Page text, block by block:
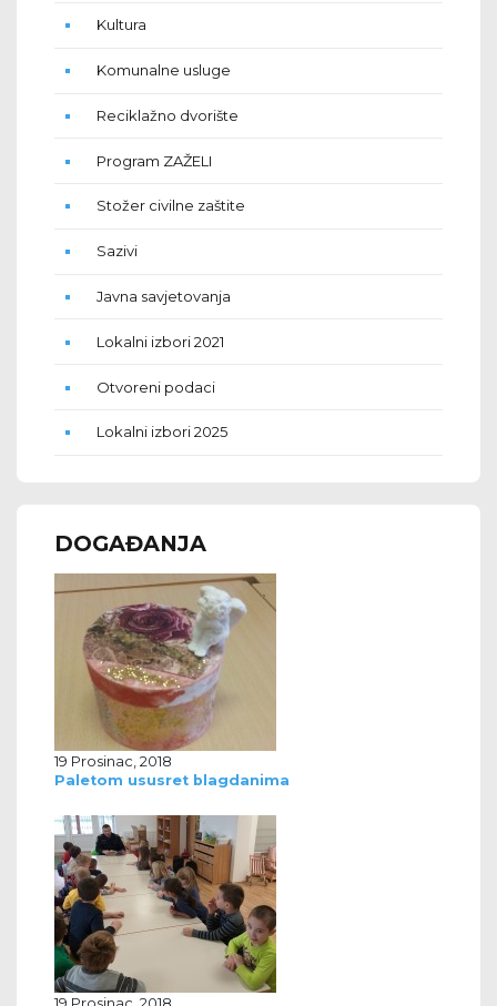
Kultura
Komunalne usluge
Reciklažno dvorište
Program ZAŽELI
Stožer civilne zaštite
Sazivi
Javna savjetovanja
Lokalni izbori 2021
Otvoreni podaci
Lokalni izbori 2025
DOGAĐANJA
19 Prosinac, 2018
Paletom ususret blagdanima